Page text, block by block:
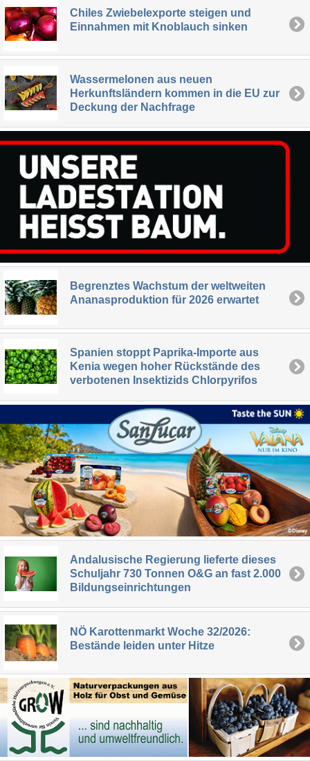
Chiles Zwiebelexporte steigen und
Einnahmen mit Knoblauch sinken
Wassermelonen aus neuen
Herkunftsländern kommen in die EU zur
Deckung der Nachfrage
Begrenztes Wachstum der weltweiten
Ananasproduktion für 2026 erwartet
Spanien stoppt Paprika-Importe aus
Kenia wegen hoher Rückstände des
verbotenen Insektizids Chlorpyrifos
Andalusische Regierung lieferte dieses
Schuljahr 730 Tonnen O&G an fast 2.000
Bildungseinrichtungen
NÖ Karottenmarkt Woche 32/2026:
Bestände leiden unter Hitze